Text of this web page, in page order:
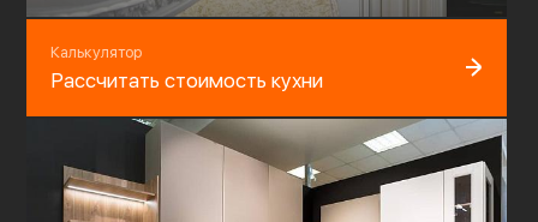
Калькулятор
Рассчитать стоимость кухни